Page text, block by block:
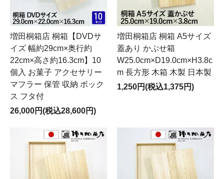
増田桐箱店 桐箱【DVDサ
イズ 幅約29cm×奥行約
22cm×高さ約16.3cm】10
個入 お菓子 アクセサリー
マフラー 保管 収納 ボック
ス フタ付
26,000円(税込28,600円)
増田桐箱店 桐箱 A5サイズ
蓋あり かぶせ箱
W25.0cm×D19.0cm×H3.8c
m 長方形 木箱 木製 日本製
1,250円(税込1,375円)